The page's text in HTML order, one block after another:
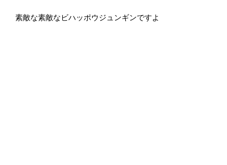
素敵な素敵なビハッポウジュンギンですよ